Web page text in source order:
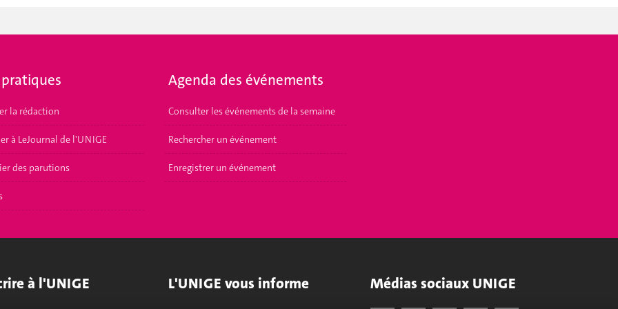
la rédaction
à LeJournal de l'UNIGE
des parutions
Agenda des événements
Consulter les événements de la semaine
Rechercher un événement
Enregistrer un événement
à l'UNIGE L'UNIGE vous informe Médias sociaux UNIGE